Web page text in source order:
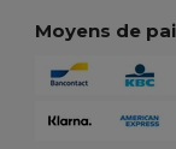
Moyens de